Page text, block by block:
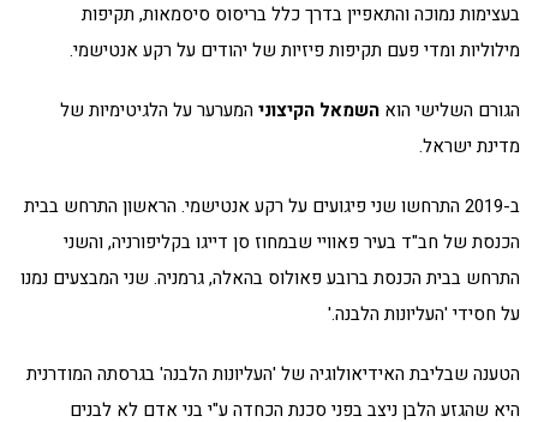
בעצימות נמוכה והתאפיין בדרך כלל בריסוס סיסמאות, תקיפות
מילוליות ומדי פעם תקיפות פיזיות של יהודים על רקע אנטישמי.
הגורם השלישי הוא השמאל הקיצוני המערער על הלגיטימיות של
מדינת ישראל.
ב-2019 התרחשו שני פיגועים על רקע אנטישמי. הראשון התרחש בבית
הכנסת של חב"ד בעיר פאוויי שבמחוז סן דייגו בקליפורניה, והשני
התרחש בבית הכנסת ברובע פאולוס בהאלה, גרמניה. שני המבצעים נמנו
על חסידי 'העליונות הלבנה.'
הטענה שבליבת האידיאולוגיה של 'העליונות הלבנה' בגרסתה המודרנית
היא שהגזע הלבן ניצב בפני סכנת הכחדה ע"י בני אדם לא לבנים